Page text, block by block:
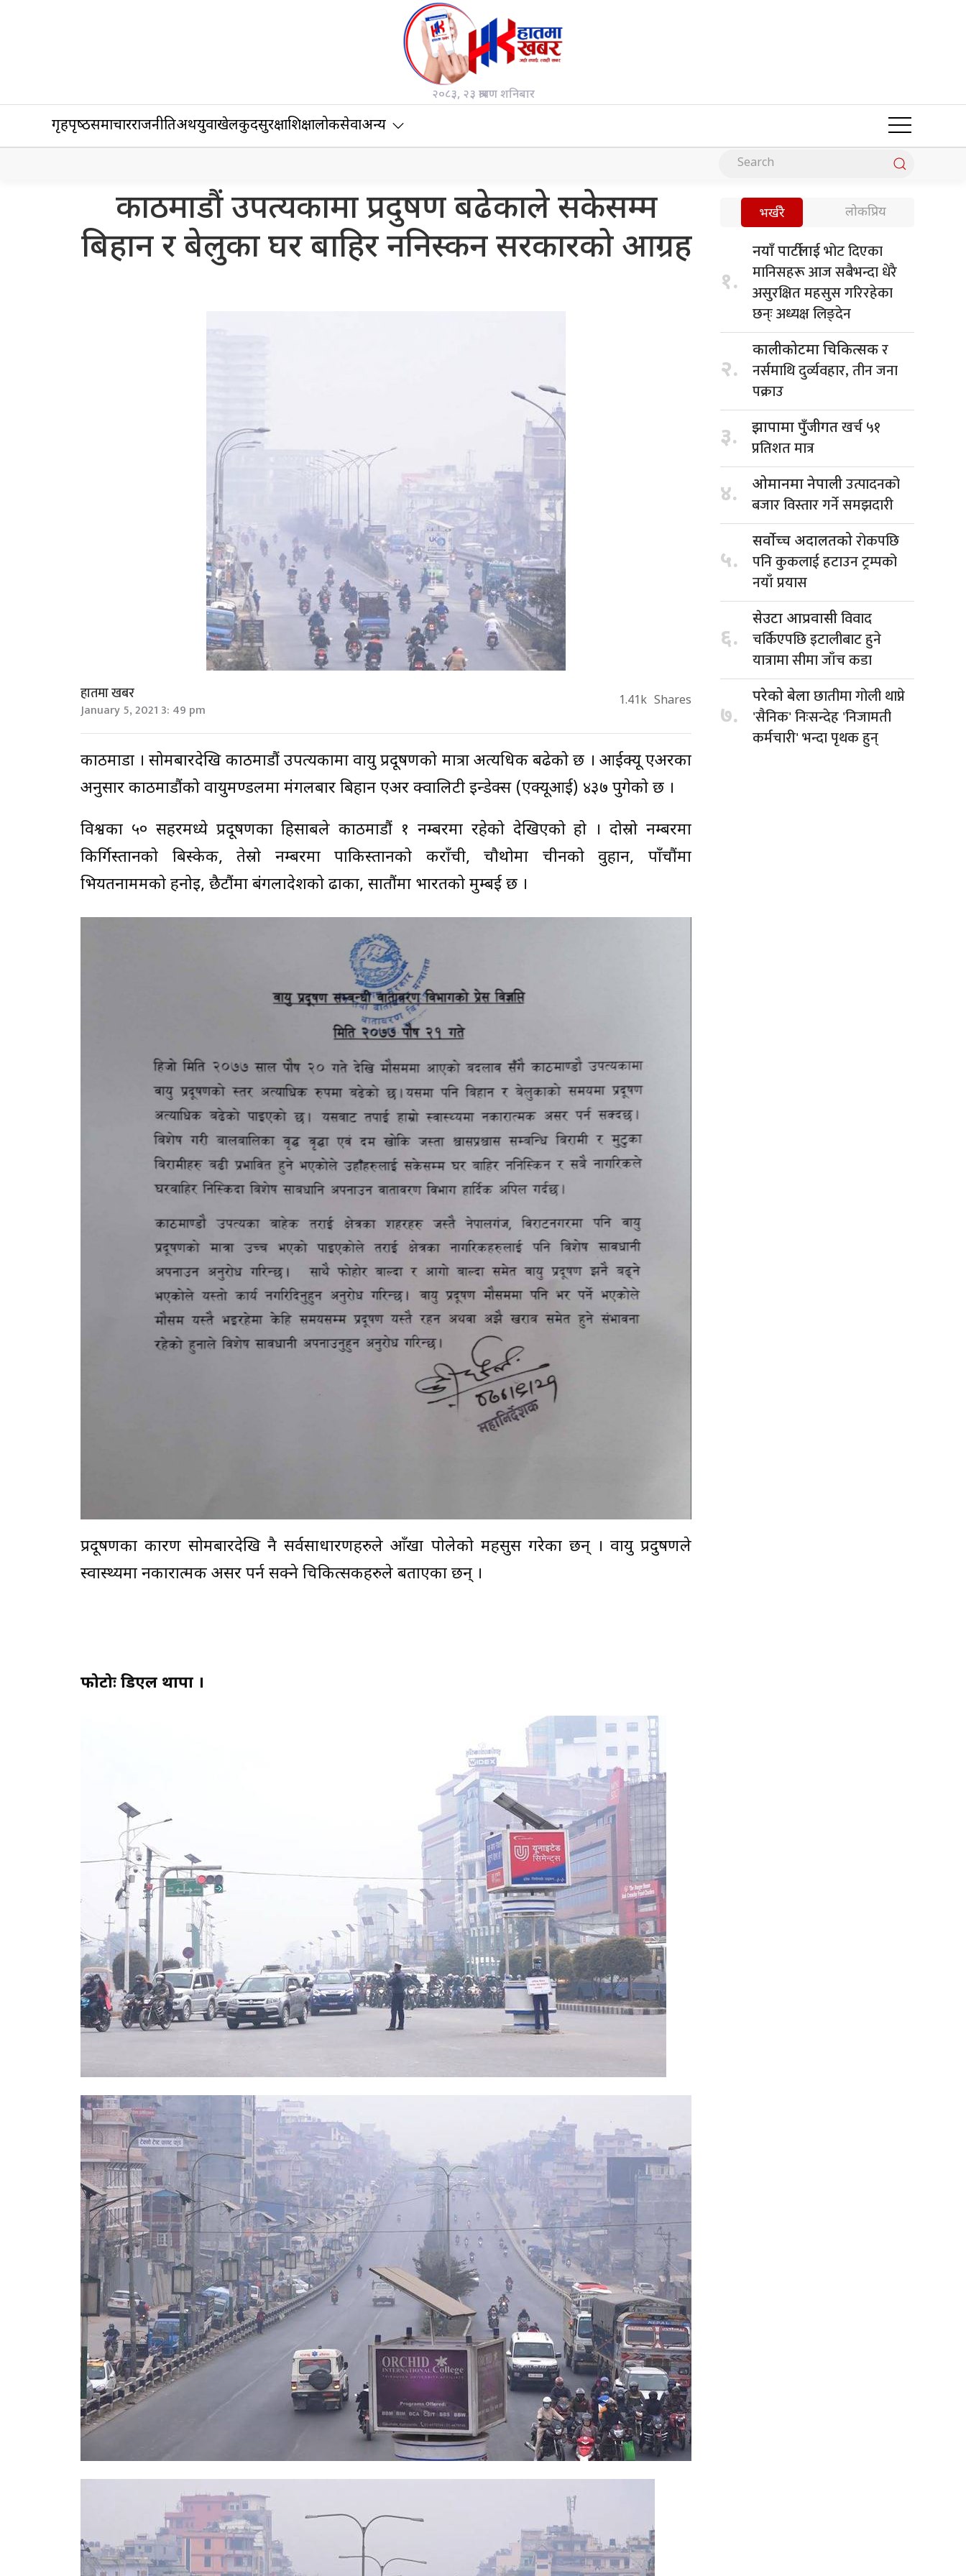
२०८३, २३ श्रावण शनिबार
गृहपृष्‍ठसमाचारराजनीतिअर्थयुवाखेलकुदसुरक्षाशिक्षालोकसेवाअन्य
काठमाडौं उपत्यकामा प्रदुषण बढेकाले सकेसम्म
बिहान र बेलुका घर बाहिर ननिस्कन सरकारको आग्रह
हातमा खबर
January 5, 2021 3: 49 pm 1.41k Shares
काठमाडौँ । सोमबारदेखि काठमाडौं उपत्यकामा वायु प्रदूषणको मात्रा अत्यधिक बढेको छ । आईक्यू एअरका
अनुसार काठमाडौंको वायुमण्डलमा मंगलबार बिहान एअर क्वालिटी इन्डेक्स (एक्यूआई) ४३७ पुगेको छ ।
विश्वका ५० सहरमध्ये प्रदूषणका हिसाबले काठमाडौं १ नम्बरमा रहेको देखिएको हो । दोस्रो नम्बरमा
किर्गिस्तानको बिस्केक, तेस्रो नम्बरमा पाकिस्तानको कराँची, चौथोमा चीनको वुहान, पाँचौंमा
भियतनाममको हनोइ, छैटौंमा बंगलादेशको ढाका, सातौंमा भारतको मुम्बई छ ।
प्रदूषणका कारण सोमबारदेखि नै सर्वसाधारणहरुले आँखा पोलेको महसुस गरेका छन् । वायु प्रदुषणले
स्वास्थ्यमा नकारात्मक असर पर्न सक्ने चिकित्सकहरुले बताएका छन् ।
फोटोः डिएल थापा ।
भर्खरै लोकप्रिय
१.
नयाँ पार्टीलाईभोट दिएका
मानिसहरू आज सबैभन्दा धेरै
असुरक्षित महसुस गरिरहेका
छन्ः अध्यक्ष लिङ्देन
२.
कालीकोटमा चिकित्सकर
नर्समाथि दुर्व्यवहार, तीन जना
पक्राउ
३. झापामा पुँजीगतखर्च ५१
प्रतिशत मात्र
४. ओमानमा नेपालीउत्पादनको
बजार विस्तार गर्ने समझदारी
५.
सर्वोच्च अदालतकोरोकपछि
पनि कुकलाई हटाउन ट्रम्पको
नयाँ प्रयास
६.
सेउटा आप्रवासीविवाद
चर्किएपछि इटालीबाट हुने
यात्रामा सीमा जाँच कडा
७.
परेको बेलाछातीमा गोली थाप्ने
'सैनिक' निःसन्देह 'निजामती
कर्मचारी' भन्दा पृथक हुन्